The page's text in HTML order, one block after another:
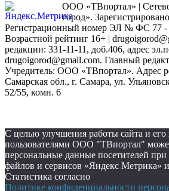
ООО «ТВпортал» |
город».
Регистрационный номер ЭЛ № ФС 77 -
Возрастной рейтинг 16+ |
редакции: 331-11-11, доб.406, адрес
drugoigorod@gmail.com. Главный
Учредитель: ООО «ТВпортал». Адрес
Самарская обл., г. Самара, ул.
52/55, комн. 6
С целью улучшения работы сайта и его
пользователями ООО "ТВпортал"
персональные данные посетителей
файлов и сервисов «Яндекс Метрика»
Статистика согласно
Политике конфиденциальности